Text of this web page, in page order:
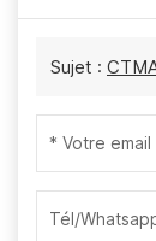
Sujet :